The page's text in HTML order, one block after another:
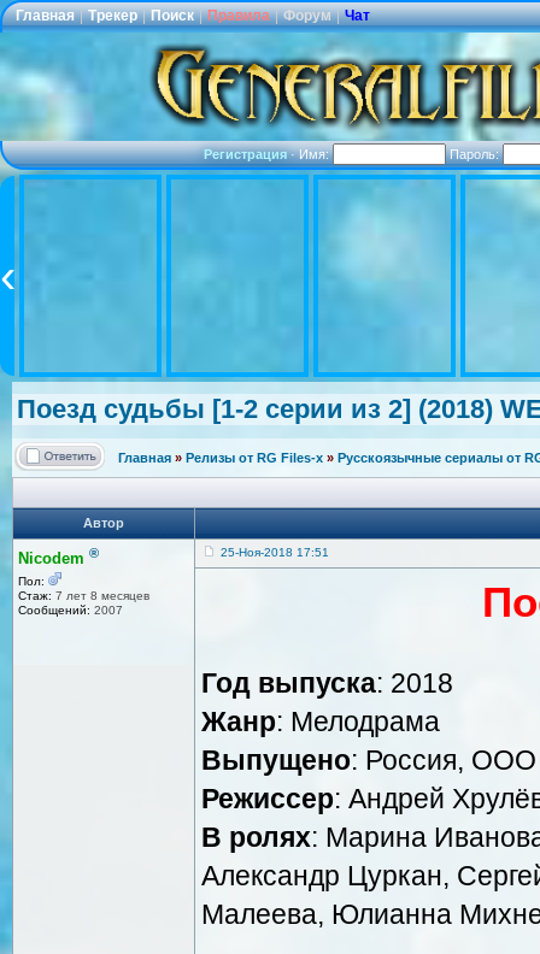
Главная | Трекер | Поиск | Правила | Форум | Чат
Регистрация·Имя: Пароль:
Поезд судьбы [1-2 серии из 2] (2018)
Главная » Релизы от RG Files-x » Русскоязычные сериалы от
Автор
Nicodem ®
Пол:
Стаж: 7 лет 8 месяцев
Сообщений: 2007
25-Ноя-2018 17:51
Год выпуска: 2018
Жанр: Мелодрама
Выпущено: Россия,
Режиссер: Андрей
В ролях: Марина
Александр Цуркан,
Малеева, Юлианна